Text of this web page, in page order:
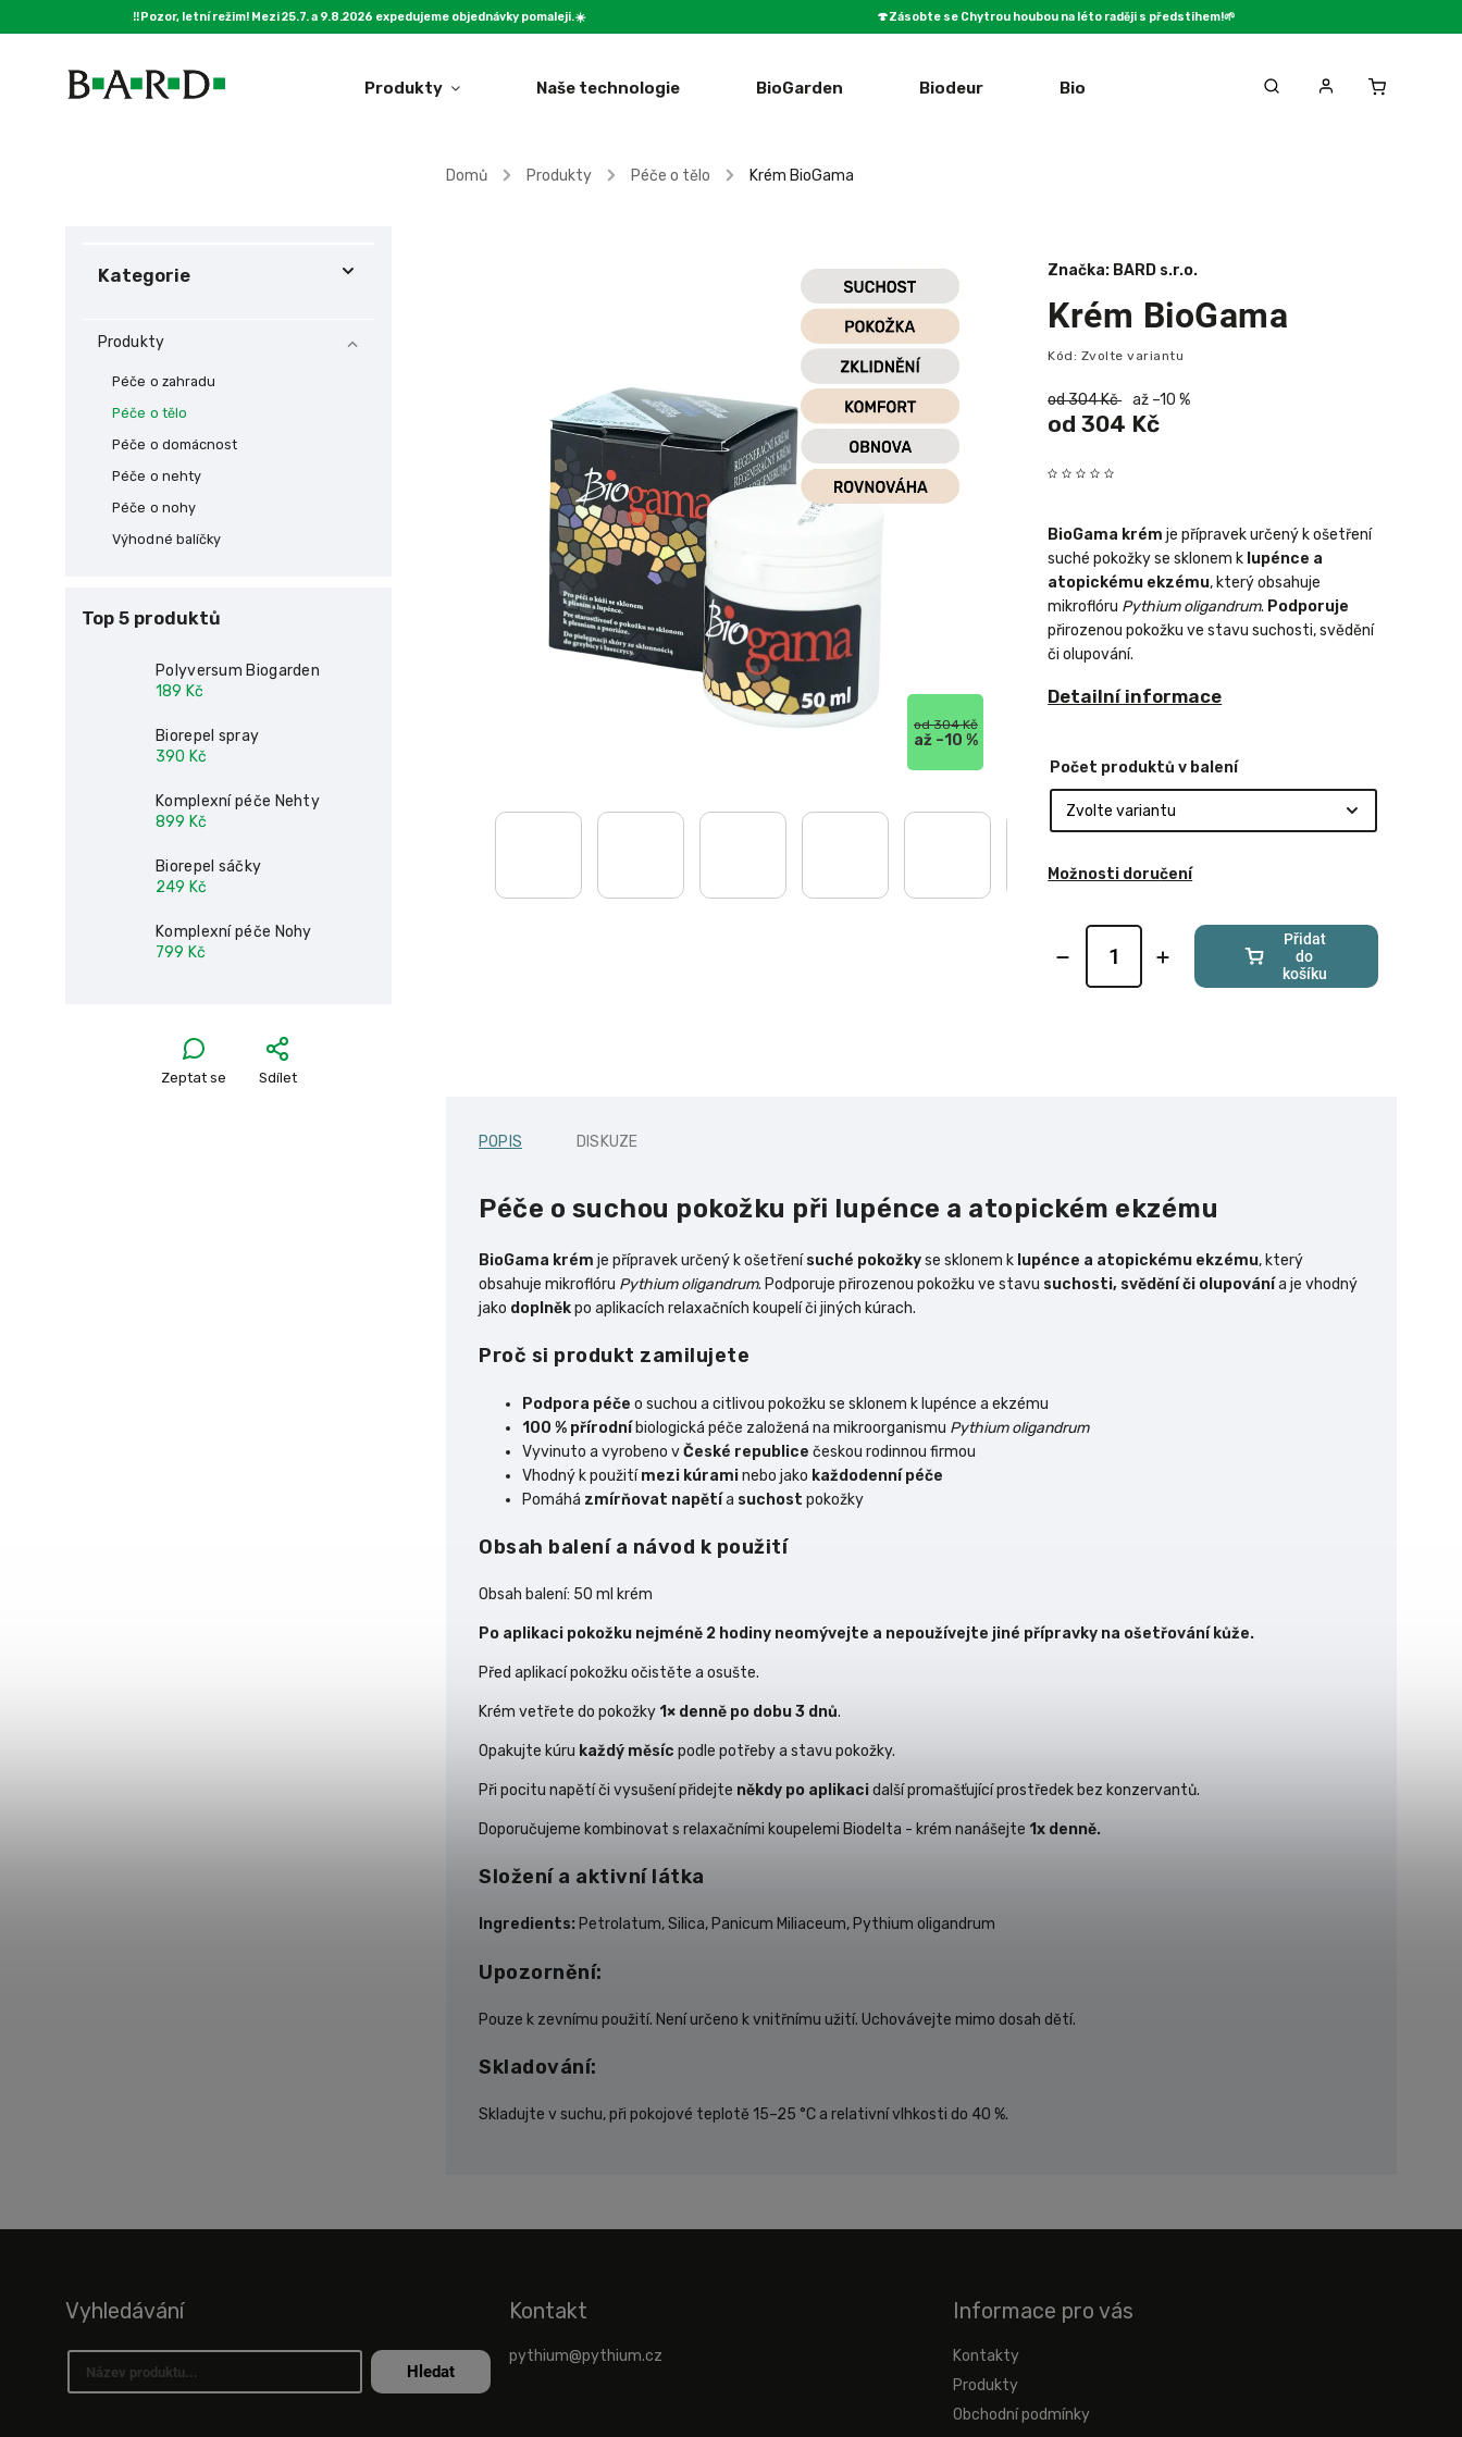
‼️Pozor, letní režim! Mezi 25.7. a 9.8.2026 expedujeme objednávky pomaleji.☀️ 🍄Zásobte se Chytrou houbou na léto raději s předstihem!🌱
Produkty Naše technologie BioGarden Biodeur Biorepel Blog
Domů / Produkty / Péče o tělo / Krém BioGama
Kategorie
Produkty
Péče o zahradu
Péče o tělo
Péče o domácnost
Péče o nehty
Péče o nohy
Výhodné balíčky
Top 5 produktů
Polyversum Biogarden
189 Kč
Biorepel spray
390 Kč
Komplexní péče Nehty
899 Kč
Biorepel sáčky
249 Kč
Komplexní péče Nohy
799 Kč
Zeptat se Sdílet
od 304 Kč
až –10 %
Krém BioGama
Kód: Zvolte variantu
od 304 Kč až –10 %
od304 Kč
BioGama krém je přípravek určený k ošetření
suché pokožky se sklonem k lupénce a
atopickému ekzému, který obsahuje
mikroflóru Pythium oligandrum. Podporuje
přirozenou pokožku ve stavu suchosti, svědění
či olupování.
Detailní informace
Značka: BARD s.r.o.
Počet produktů v balení
Možnosti doručení
Přidat
do
košíku
POPIS DISKUZE
Péče o suchou pokožku při lupénce a atopickém ekzému
BioGama krém je přípravek určený k ošetřenísuché pokožkyse sklonem k lupénce a atopickému ekzému, který
obsahuje mikroflóru Pythium oligandrum. Podporuje přirozenou pokožku ve stavu suchosti, svědění či olupovánía je vhodný
jako doplněkpo aplikacích relaxačních koupelí či jiných kúrach.
Proč si produkt zamilujete
Podpora péče o suchou a citlivou pokožku se sklonem k lupénce a ekzému
100 % přírodníbiologická péče založená na mikroorganismu Pythium oligandrum
Vyvinuto a vyrobeno vČeské republice českou rodinnou firmou
Vhodný k použitímezi kúraminebo jako každodenní péče
Pomáhá zmírňovat napětía suchost pokožky
Obsah balení a návod k použití
Obsah balení: 50 ml krém
Po aplikaci pokožku nejméně 2 hodiny neomývejte a nepoužívejte jiné přípravky na ošetřování kůže.
Před aplikací pokožku očistěte a osušte.
Krém vetřete do pokožky1× denně po dobu 3 dnů.
Opakujte kúru každý měsíc podle potřeby a stavu pokožky.
Při pocitu napětí či vysušení přidejte někdy po aplikacidalší promašťující prostředek bez konzervantů.
Doporučujeme kombinovat s relaxačními koupelemi Biodelta - krém nanášejte 1x denně.
Složení a aktivní látka
Ingredients: Petrolatum, Silica, Panicum Miliaceum, Pythium oligandrum
Upozornění:
Pouze k zevnímu použití. Není určeno k vnitřnímu užití. Uchovávejte mimo dosah dětí.
Skladování:
Skladujte v suchu, při pokojové teplotě 15–25 °C a relativní vlhkosti do 40 %.
Vyhledávání
Hledat
Kontakt
pythium@pythium.cz
Informace pro vás
Kontakty
Produkty
Obchodní podmínky